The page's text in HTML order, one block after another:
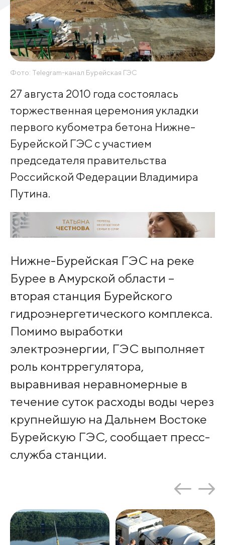
Фото: Telegram-канал Бурейская ГЭС
27 августа 2010 года состоялась
торжественная церемония укладки
первого кубометра бетона Нижне-
Бурейской ГЭС с участием
председателя правительства
Российской Федерации Владимира
Путина.
Нижне-Бурейская ГЭС на реке
Бурее в Амурской области –
вторая станция Бурейского
гидроэнергетического комплекса.
Помимо выработки
электроэнергии, ГЭС выполняет
роль контррегулятора,
выравнивая неравномерные в
течение суток расходы воды через
крупнейшую на Дальнем Востоке
Бурейскую ГЭС, сообщает пресс-
служба станции.